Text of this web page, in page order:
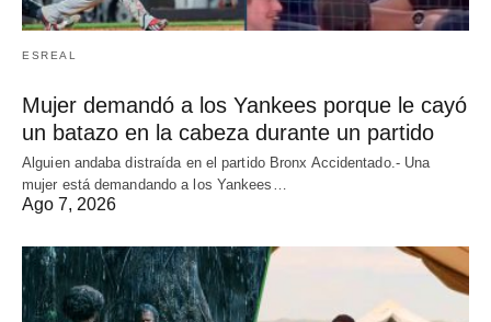
ESREAL
Mujer demandó a los Yankees porque le cayó
un batazo en la cabeza durante un partido
Alguien andaba distraída en el partido Bronx Accidentado.- Una
mujer está demandando a los Yankees…
Ago 7, 2026